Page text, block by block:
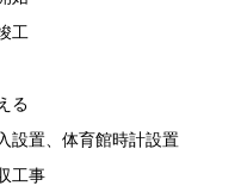
工
る
設置、体育館時計設置
工事